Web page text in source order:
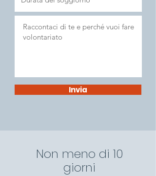
Invia
Non meno di 10
giorni